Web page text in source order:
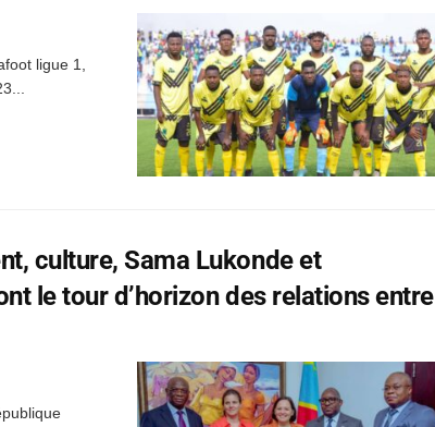
ligue 1,
culture, Sama Lukonde et
le tour d’horizon des relations entre